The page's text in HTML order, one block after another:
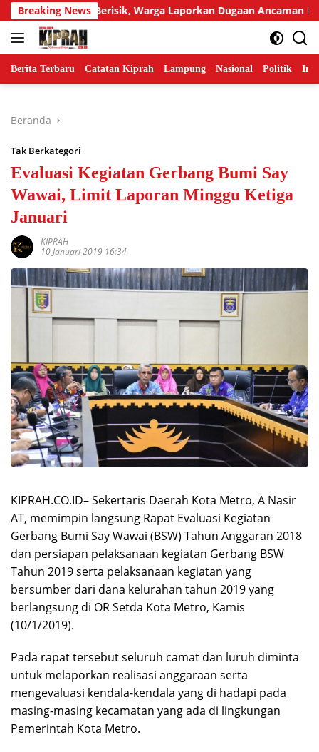
Langsung
ke
konten
Breaking News
Tetangga Berisik, Warga Laporkan Dugaan Ancaman
Berita Terbaru Catatan Kiprah Lampung Nasional Politik
Beranda
Tak Berkategori
Evaluasi Kegiatan Gerbang Bumi Say
Wawai, Limit Laporan Minggu Ketiga
Januari
KIPRAH
10 Januari 2019 16:34
KIPRAH.CO.ID– Sekertaris Daerah Kota Metro, A Nasir
AT, memimpin langsung Rapat Evaluasi Kegiatan
Gerbang Bumi Say Wawai (BSW) Tahun Anggaran 2018
dan persiapan pelaksanaan kegiatan Gerbang BSW
Tahun 2019 serta pelaksanaan kegiatan yang
bersumber dari dana kelurahan tahun 2019 yang
berlangsung di OR Setda Kota Metro, Kamis
(10/1/2019).
Pada rapat tersebut seluruh camat dan luruh diminta
untuk melaporkan realisasi anggaraan serta
mengevaluasi kendala-kendala yang di hadapi pada
masing-masing kecamatan yang ada di lingkungan
Pemerintah Kota Metro.